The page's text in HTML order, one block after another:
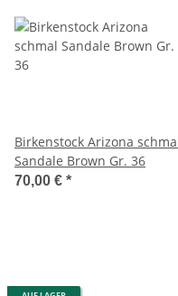
Birkenstock Arizona
Sandale Brown Gr. 36
70,00 € *